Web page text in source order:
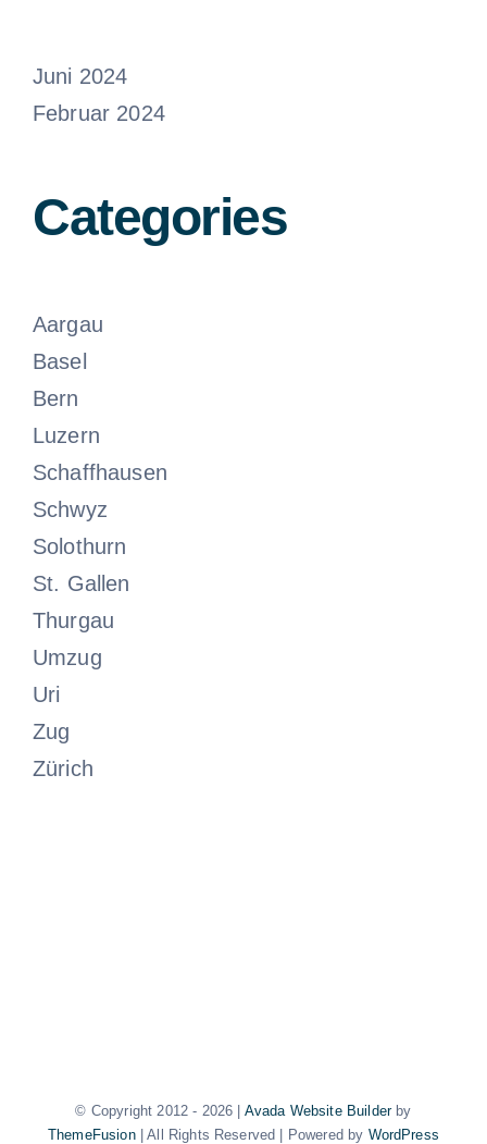
Juni 2024
Februar 2024
Categories
Aargau
Basel
Bern
Luzern
Schaffhausen
Schwyz
Solothurn
St. Gallen
Thurgau
Umzug
Uri
Zug
Zürich
© Copyright 2012 - 2026 | Avada Website Builderby
ThemeFusion| All Rights Reserved | Powered by WordPress